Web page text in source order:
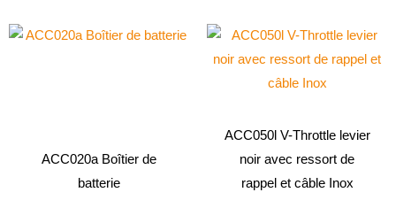
ACC020a Boîtier de
batterie
ACC050l V-Throttle levier
noir avec ressort de
rappel et câble Inox